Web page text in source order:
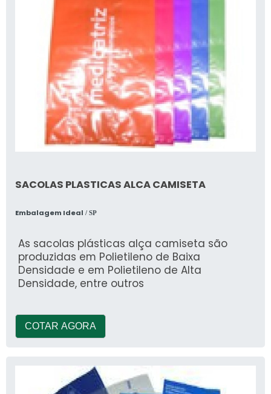
SACOLAS PLASTICAS ALCA CAMISETA
Embalagem Ideal / SP
As sacolas plásticas alça camiseta são
produzidas em Polietileno de Baixa
Densidade e em Polietileno de Alta
Densidade, entre outros
COTAR AGORA